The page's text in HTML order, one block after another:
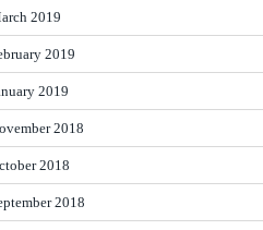
2019
2019
2019
2018
2018
2018